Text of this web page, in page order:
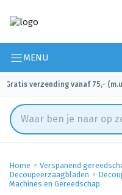
MENU
Gratis verzending vanaf 75,-
Home Verspanend
Decoupeerzaagbladen
Machines en Gereedschap